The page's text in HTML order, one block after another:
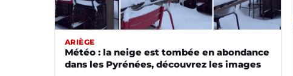
ARIÈGE
Météo : la neige est tombée en abondance
dans les Pyrénées, découvrez les images